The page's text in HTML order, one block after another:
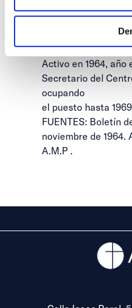
de La Verdad de
Solicitó el ingreso
Alicante, pasando a
Activo en 1964, año
Secretario del
ocupando
el puesto hasta
FUENTES: Boletín
noviembre de 1964.
A.M.P .